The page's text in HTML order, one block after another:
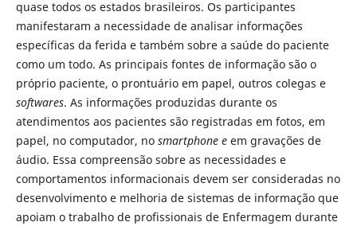
quase todos os estados brasileiros. Os participantes
manifestaram a necessidade de analisar informações
específicas da ferida e também sobre a saúde do paciente
como um todo. As principais fontes de informação são o
próprio paciente, o prontuário em papel, outros colegas e
softwares. As informações produzidas durante os
atendimentos aos pacientes são registradas em fotos, em
papel, no computador, no smartphone eem gravações de
áudio. Essa compreensão sobre as necessidades e
comportamentos informacionais devem ser consideradas no
desenvolvimento e melhoria de sistemas de informação que
apoiam o trabalho de profissionais de Enfermagem durante